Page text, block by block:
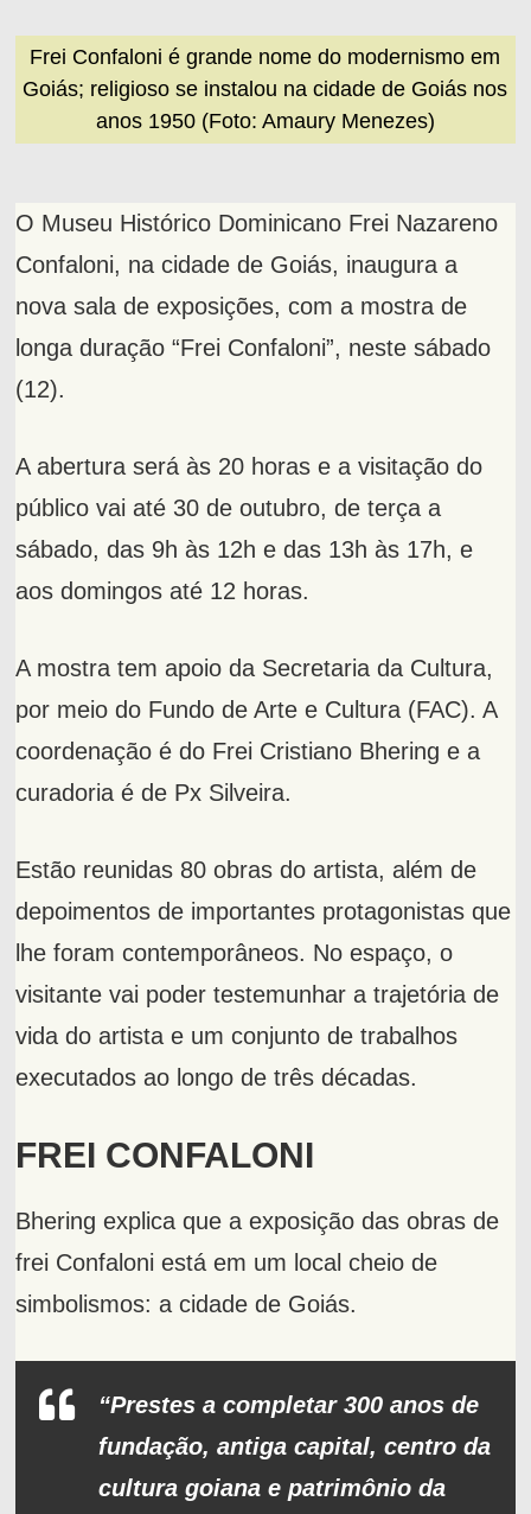
Frei Confaloni é grande nome do modernismo em
Goiás; religioso se instalou na cidade de Goiás nos
anos 1950 (Foto: Amaury Menezes)
O Museu Histórico Dominicano Frei Nazareno
Confaloni, na cidade de Goiás, inaugura a
nova sala de exposições, com a mostra de
longa duração “Frei Confaloni”, neste sábado
(12).
A abertura será às 20 horas e a visitação do
público vai até 30 de outubro, de terça a
sábado, das 9h às 12h e das 13h às 17h, e
aos domingos até 12 horas.
A mostra tem apoio da Secretaria da Cultura,
por meio do Fundo de Arte e Cultura (FAC). A
coordenação é do Frei Cristiano Bhering e a
curadoria é de Px Silveira.
Estão reunidas 80 obras do artista, além de
depoimentos de importantes protagonistas que
lhe foram contemporâneos. No espaço, o
visitante vai poder testemunhar a trajetória de
vida do artista e um conjunto de trabalhos
executados ao longo de três décadas.
FREI CONFALONI
Bhering explica que a exposição das obras de
frei Confaloni está em um local cheio de
simbolismos: a cidade de Goiás.
“Prestes a completar 300 anos de
fundação, antiga capital, centro da
cultura goiana e patrimônio da